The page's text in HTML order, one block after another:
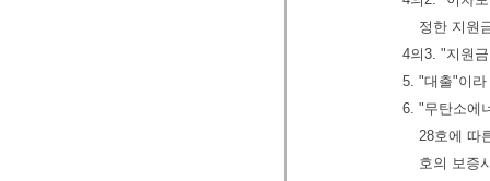
정한 지원
4의3. "지원
5. "대출"이
6. "무탄소에
28호에 따
호의 보증